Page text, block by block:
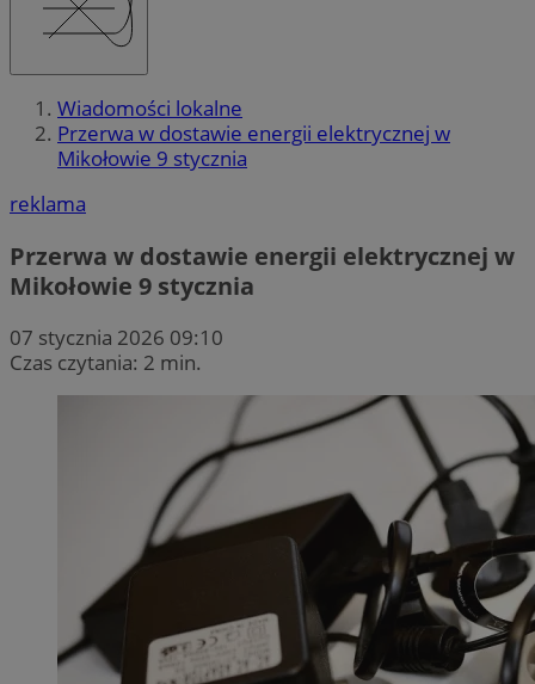
Wiadomości lokalne
Przerwa w dostawie energii elektrycznej w
Mikołowie 9 stycznia
reklama
Przerwa w dostawie energii elektrycznej w
Mikołowie 9 stycznia
07 stycznia 2026 09:10
Czas czytania: 2 min.